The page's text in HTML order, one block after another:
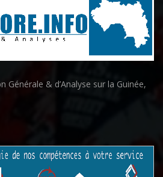
Générale & d’Analyse sur la Guinée,